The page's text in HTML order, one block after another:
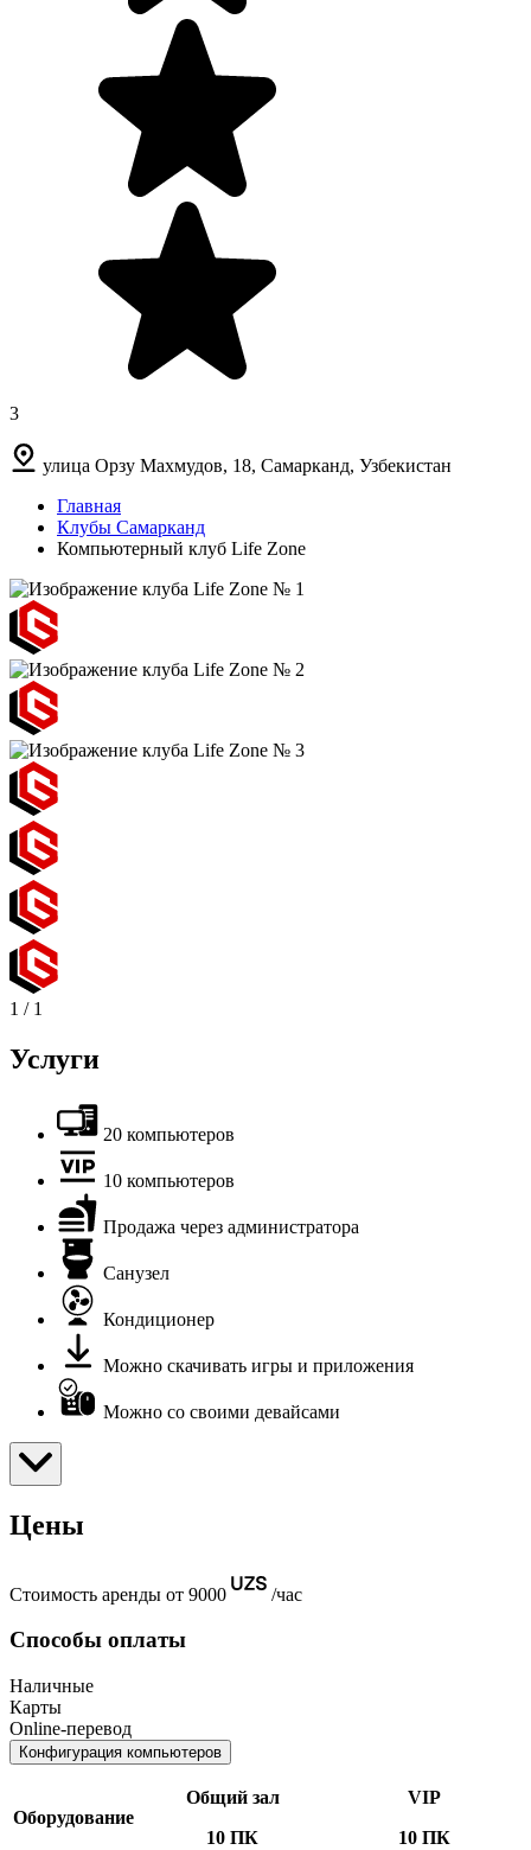
3
улица Орзу Махмудов, 18, Самарканд, Узбекистан
Главная
Клубы Самарканд
Компьютерный клуб Life Zone
1 / 1
Услуги
20 компьютеров
10 компьютеров
Продажа через администратора
Санузел
Кондиционер
Можно скачивать игры и приложения
Можно со своими девайсами
Цены
Стоимость аренды от 9000 /час
Способы оплаты
Наличные
Карты
Online-перевод
Конфигурация компьютеров
Оборудование
Общий зал
10 ПК
VIP
10 ПК